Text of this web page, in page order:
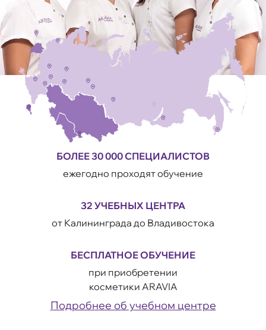
БОЛЕЕ 30 000 СПЕЦИАЛИСТОВ
ежегодно проходят обучение
32 УЧЕБНЫХ ЦЕНТРА
от Калининграда до Владивостока
БЕСПЛАТНОЕ ОБУЧЕНИЕ
при приобретении
косметики ARAVIA
Подробнее об учебном центре